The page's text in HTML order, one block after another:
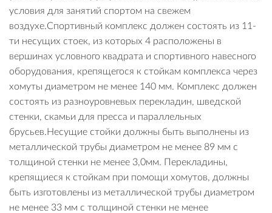
условия для занятий спортом на свежем
воздухе.Спортивный комплекс должен состоять из 11-
ти несущих стоек, из которых 4 расположены в
вершинах условного квадрата и спортивного навесного
оборудования, крепящегося к стойкам комплекса через
хомуты диаметром не менее 140 мм. Комплекс должен
состоять из разноуровневых перекладин, шведской
стенки, скамьи для пресса и параллельных
брусьев.Несущие стойки должны быть выполнены из
металлической трубы диаметром не менее 89 мм с
толщиной стенки не менее 3,0мм. Перекладины,
крепящиеся к стойкам при помощи хомутов, должны
быть изготовлены из металлической трубы диаметром
не менее 33 мм с толщиной стенки не менее